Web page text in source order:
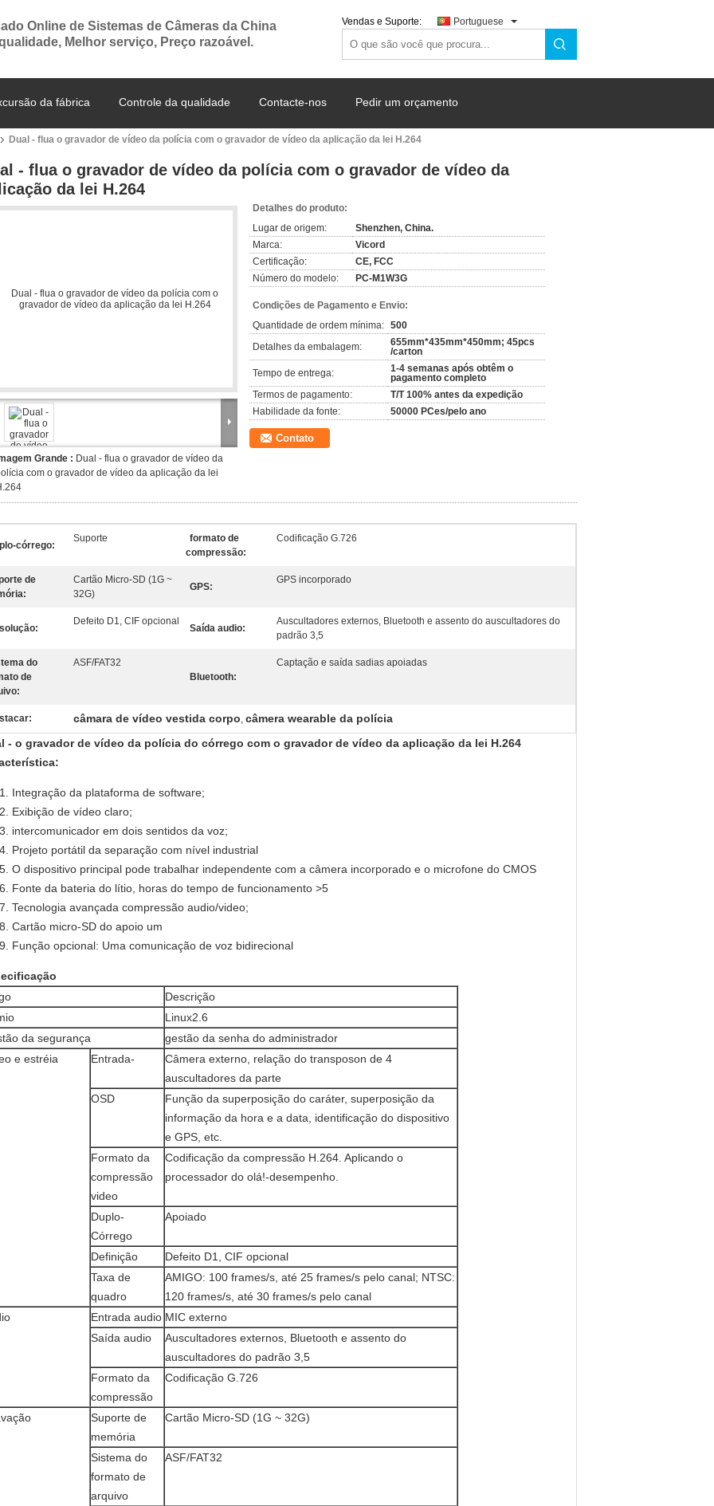
Online de Sistemas de Câmeras da China
Melhor serviço, Preço razoável.
Vendas e Suporte: Portuguese
da fábrica Controle da qualidade Contacte-nos Pedir um orçamento
Dual - flua o gravador de vídeo da polícia com o gravador de vídeo da aplicação da lei H.264
- flua o gravador de vídeo da polícia com o gravador de vídeo da
da lei H.264
Grande : Dual - flua o gravador de vídeo da
com o gravador de vídeo da aplicação da lei
Detalhes do produto:
Lugar de origem:
Shenzhen, China.
Marca:
Vicord
Certificação:
CE, FCC
Número do modelo:
PC-M1W3G
Condições de Pagamento e Envio:
Quantidade de ordem mínima: 500
Detalhes da embalagem:
655mm*435mm*450mm; 45pcs
/carton
Tempo de entrega:
1-4 semanas após obtêm o
pagamento completo
Termos de pagamento:
T/T 100% antes da expedição
Habilidade da fonte:
50000 PCes/pelo ano
Contato
córrego:
Suporte
formato de
compressão:
Codificação G.726
de
Cartão Micro-SD (1G ~
32G)
GPS:
GPS incorporado
Defeito D1, CIF opcional
Saída audio:
Auscultadores externos, Bluetooth e assento do auscultadores do
padrão 3,5
do
de
ASF/FAT32
Bluetooth:
Captação e saída sadias apoiadas
câmara de vídeo vestida corpo, câmera wearable da polícia
- o gravador de vídeo da polícia do córrego com o gravador de vídeo da aplicação da lei H.264
Integração da plataforma de software;
Exibição de vídeo claro;
intercomunicador em dois sentidos da voz;
Projeto portátil da separação com nível industrial
O dispositivo principal pode trabalhar independente com a câmera incorporado e o microfone do CMOS
Fonte da bateria do lítio, horas do tempo de funcionamento >5
Tecnologia avançada compressão audio/video;
Cartão micro-SD do apoio um
Função opcional: Uma comunicação de voz bidirecional
Descrição
Linux2.6
da segurança
gestão da senha do administrador
e estréia
Entrada-
Câmera externo, relação do transposon de 4
auscultadores da parte
OSD
Função da superposição do caráter, superposição da
informação da hora e a data, identificação do dispositivo
e GPS, etc.
Formato da
compressão
video
Codificação da compressão H.264. Aplicando o
processador do olá!-desempenho.
Duplo-
Córrego
Apoiado
Definição
Defeito D1, CIF opcional
Taxa de
quadro
AMIGO: 100 frames/s, até 25 frames/s pelo canal; NTSC:
120 frames/s, até 30 frames/s pelo canal
Entrada audio MIC externo
Saída audio
Auscultadores externos, Bluetooth e assento do
auscultadores do padrão 3,5
Formato da
compressão
Codificação G.726
Suporte de
memória
Cartão Micro-SD (1G ~ 32G)
Sistema do
formato de
arquivo
ASF/FAT32